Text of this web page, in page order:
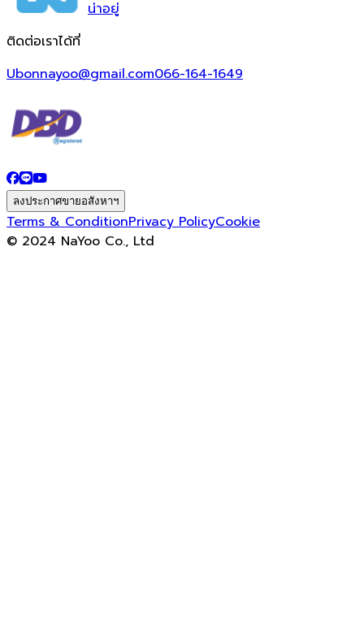
น่าอยู่
ติดต่อเราได้ที่
Ubonnayoo@gmail.com066-164-1649
ลงประกาศขายอสังหาฯ
Terms & ConditionPrivacy PolicyCookie
© 2024 NaYoo Co., Ltd